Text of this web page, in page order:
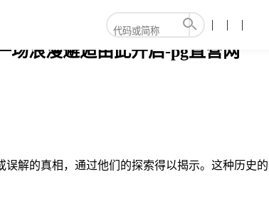
场浪漫邂逅由此开启-pg直营网
解的真相，通过他们的探索得以揭示。这种历史